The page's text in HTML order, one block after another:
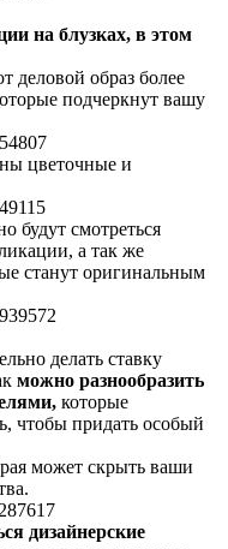
на блузках, в этом
деловой образ более
подчеркнут вашу
цветочные и
будут смотреться
а так же
станут оригинальным
делать ставку
можно разнообразить
которые
чтобы придать особый
может скрыть ваши
дизайнерские